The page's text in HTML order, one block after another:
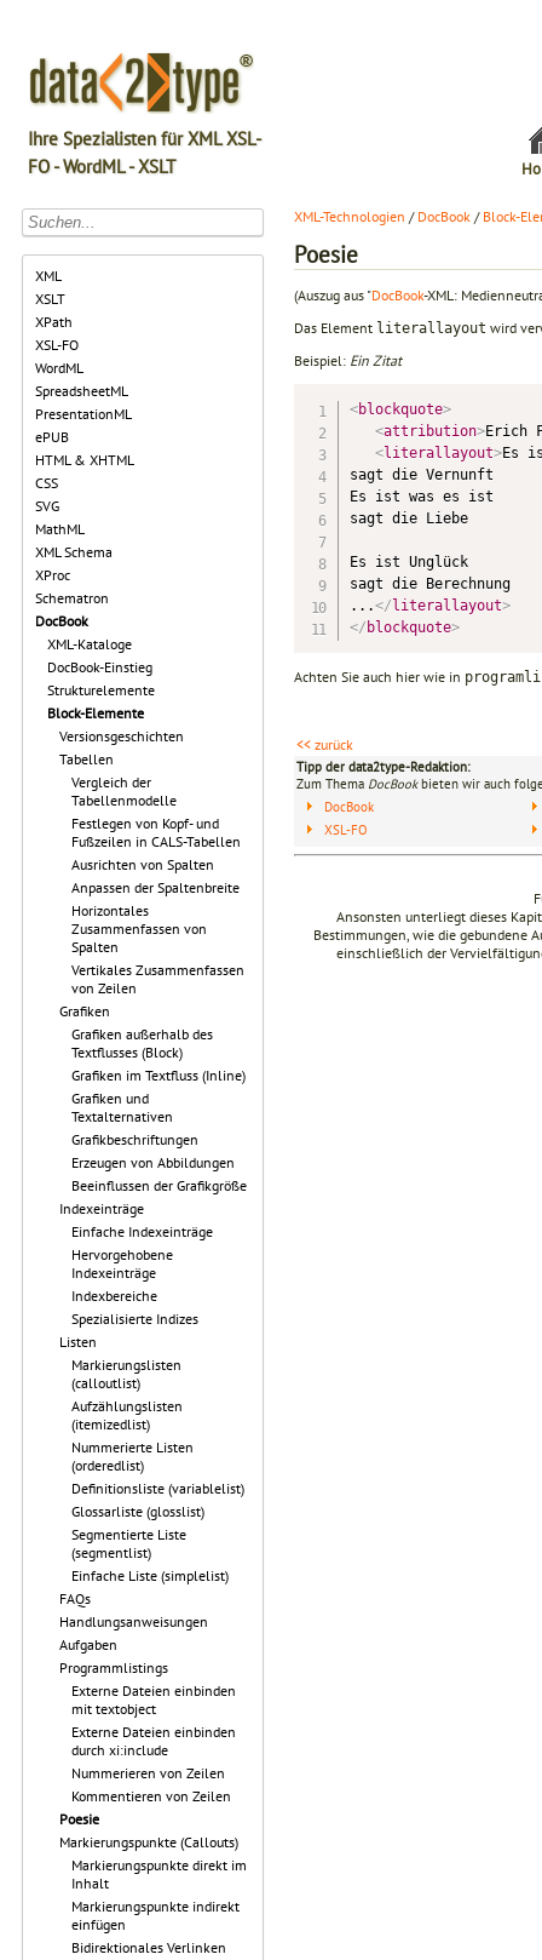
Ihre Spezialisten für XML XSL-
FO - WordML - XSLT
XML
XSLT
XPath
XSL-FO
WordML
SpreadsheetML
PresentationML
ePUB
HTML & XHTML
CSS
SVG
MathML
XML Schema
XProc
Schematron
DocBook
XML-Kataloge
DocBook-Einstieg
Strukturelemente
Block-Elemente
Versionsgeschichten
Tabellen
Vergleich der
Tabellenmodelle
Festlegen von Kopf- und
Fußzeilen in CALS-Tabellen
Ausrichten von Spalten
Anpassen der Spaltenbreite
Horizontales
Zusammenfassen von
Spalten
Vertikales Zusammenfassen
von Zeilen
Grafiken
Grafiken außerhalb des
Textflusses (Block)
Grafiken im Textfluss (Inline)
Grafiken und
Textalternativen
Grafikbeschriftungen
Erzeugen von Abbildungen
Beeinflussen der Grafikgröße
Indexeinträge
Einfache Indexeinträge
Hervorgehobene
Indexeinträge
Indexbereiche
Spezialisierte Indizes
Listen
Markierungslisten
(calloutlist)
Aufzählungslisten
(itemizedlist)
Nummerierte Listen
(orderedlist)
Definitionsliste (variablelist)
Glossarliste (glosslist)
Segmentierte Liste
(segmentlist)
Einfache Liste (simplelist)
FAQs
Handlungsanweisungen
Aufgaben
Programmlistings
Externe Dateien einbinden
mit textobject
Externe Dateien einbinden
durch xi:include
Nummerieren von Zeilen
Kommentieren von Zeilen
Poesie
Markierungspunkte (Callouts)
Markierungspunkte direkt im
Inhalt
Markierungspunkte indirekt
einfügen
Bidirektionales Verlinken
XML-Technologien / DocBook / Block-
Poesie
(Auszug aus "DocBook-XML:
Das Element literallayout wird
Beispiel: Ein Zitat
<blockquote>
<attribution>Erich
<literallayout>Es
sagt die Vernunft
Es ist was es ist
sagt die Liebe
Es ist Unglück
sagt die Berechnung
...</ literallayout>
</ blockquote>
Achten Sie auch hier wie in
<< zurück
Tipp der data2type-Redaktion:
Zum Thema DocBookbieten wir auch
DocBook
XSL-FO
Ansonsten unterliegt dieses
Bestimmungen, wie die gebundene
einschließlich der